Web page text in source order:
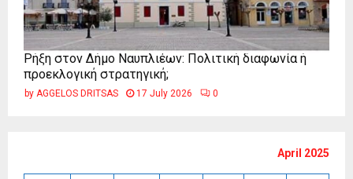
Ρήξη στον Δήμο Ναυπλιέων: Πολιτική διαφωνία ή
προεκλογική στρατηγική;
by AGGELOS DRITSAS 17 July 2026 0
April 2025